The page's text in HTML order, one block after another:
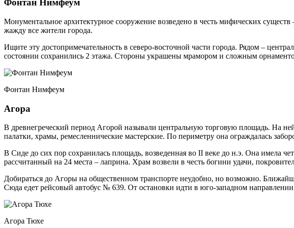
Фонтан Нимфеум
Монументальное архитектурное сооружение возведено в честь мифических
жажду все жители города.
Ищите эту достопримечательность в северо-восточной части города. Рядом –
состоянии сохранились 2 этажа. Стороны украшены мрамором и сложным
Фонтан Нимфеум
Агора
В древнегреческий период Агорой называли центральную торговую площадь. На
палатки, храмы, ремесленнические мастерские. По периметру она ограждалась
В Сиде до сих пор сохранилась площадь, возведенная во II веке до н.э. Она имела
рассчитанный на 24 места – лаприна. Храм возвели в честь богини удачи,
Добираться до Агоры на общественном транспорте неудобно, но возможно.
Сюда едет рейсовый автобус № 639. От остановки идти в юго-западном
Агора Тюхе